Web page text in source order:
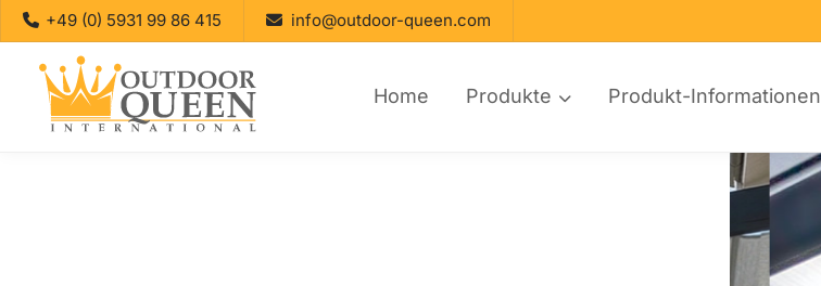
+49 (0) 5931 99 86 415 info@outdoor-queen.com
Home Produkte Produkt-Informationen